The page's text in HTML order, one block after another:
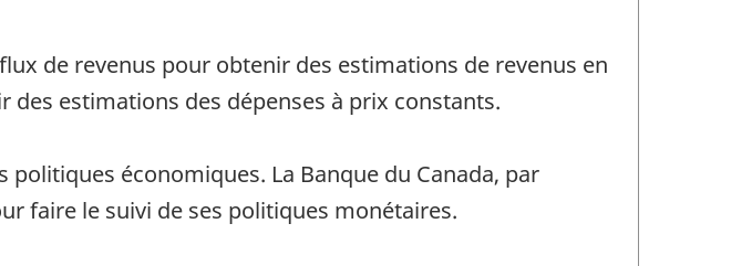
de revenus pour obtenir des estimations de revenus en
estimations des dépenses à prix constants.
économiques. La Banque du Canada, par
faire le suivi de ses politiques monétaires.